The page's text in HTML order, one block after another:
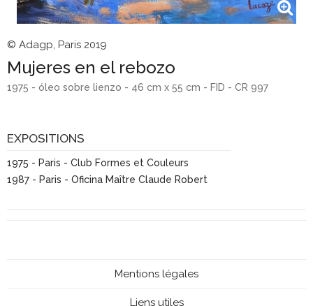
© Adagp, Paris 2019
Mujeres en el rebozo
1975 - óleo sobre lienzo - 46 cm x 55 cm - FID - CR 997
EXPOSITIONS
1975 - Paris - Club Formes et Couleurs
1987 - Paris - Oficina Maître Claude Robert
Mentions légales
Liens utiles